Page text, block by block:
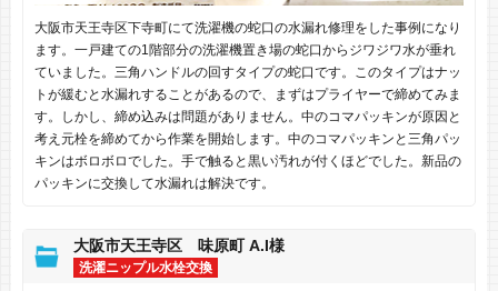
大阪市天王寺区下寺町にて洗濯機の蛇口の水漏れ修理をした事例になり
ます。一戸建ての1階部分の洗濯機置き場の蛇口からジワジワ水が垂れ
ていました。三角ハンドルの回すタイプの蛇口です。このタイプはナッ
トが緩むと水漏れすることがあるので、まずはプライヤーで締めてみま
す。しかし、締め込みは問題がありません。中のコマパッキンが原因と
考え元栓を締めてから作業を開始します。中のコマパッキンと三角パッ
キンはボロボロでした。手で触ると黒い汚れが付くほどでした。新品の
パッキンに交換して水漏れは解決です。
大阪市天王寺区 味原町 A.I様
洗濯ニップル水栓交換